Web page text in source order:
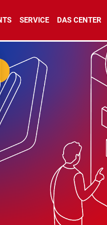
SERVICE DAS CENTER